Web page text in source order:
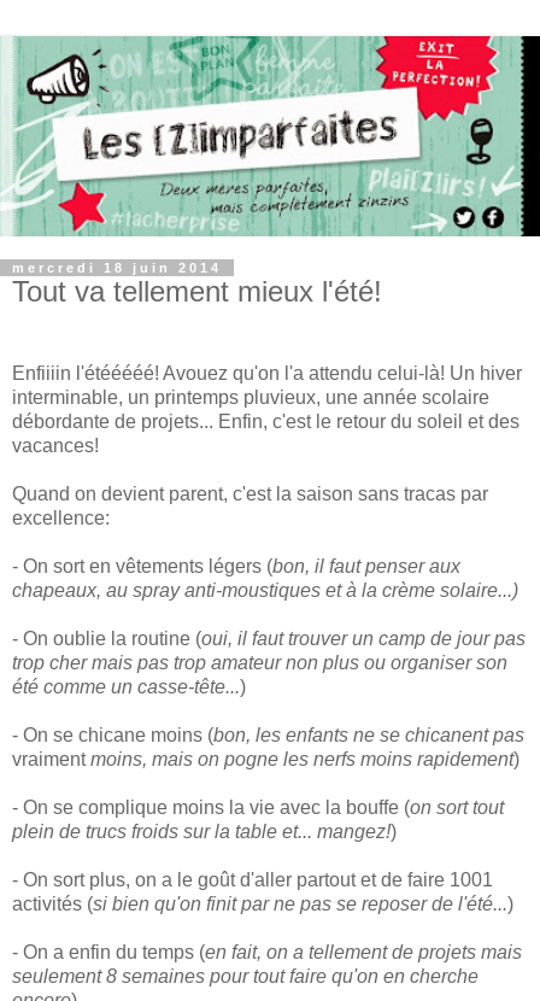
mercredi 18 juin 2014
Tout va tellement mieux l'été!
Enfiiiin l'étééééé! Avouez qu'on l'a attendu celui-là! Un hiver
interminable, un printemps pluvieux, une année scolaire
débordante de projets... Enfin, c'est le retour du soleil et des
vacances!
Quand on devient parent, c'est la saison sans tracas par
excellence:
- On sort en vêtements légers (bon, il faut penser aux
chapeaux, au spray anti-moustiques et à la crème solaire...)
- On oublie la routine (oui, il faut trouver un camp de jour pas
trop cher mais pas trop amateur non plus ou organiser son
été comme un casse-tête...)
- On se chicane moins (bon, les enfants ne se chicanent pas
vraimentmoins, mais on pogne les nerfs moins rapidement)
- On se complique moins la vie avec la bouffe (on sort tout
plein de trucs froids sur la table et... mangez!)
- On sort plus, on a le goût d'aller partout et de faire 1001
activités (si bien qu'on finit par ne pas se reposer de l'été...)
- On a enfin du temps (en fait, on a tellement de projets mais
seulement 8 semaines pour tout faire qu'on en cherche